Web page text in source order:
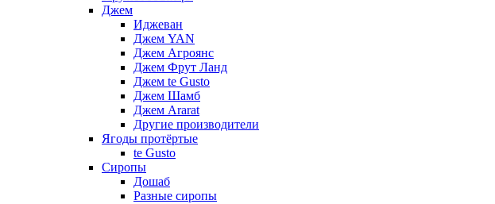
Джем
Иджеван
Джем YAN
Джем Агроянс
Джем Фрут Ланд
Джем te Gusto
Джем Шамб
Джем Ararat
Другие производители
Ягоды протёртые
te Gusto
Сиропы
Дошаб
Разные сиропы